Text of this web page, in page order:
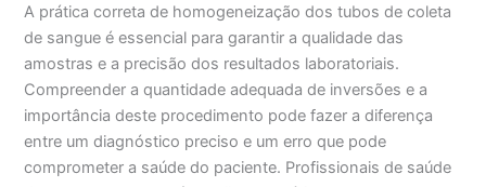
A prática correta de homogeneização dos tubos de coleta
de sangue é essencial para garantir a qualidade das
amostras e a precisão dos resultados laboratoriais.
Compreender a quantidade adequada de inversões e a
importância deste procedimento pode fazer a diferença
entre um diagnóstico preciso e um erro que pode
comprometer a saúde do paciente. Profissionais de saúde